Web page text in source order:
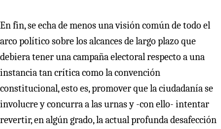
En fin, se echa de menos una visión común de todo el
arco político sobre los alcances de largo plazo que
debiera tener una campaña electoral respecto a una
instancia tan crítica como la convención
constitucional, esto es, promover que la ciudadanía se
involucre y concurra a las urnas y -con ello- intentar
revertir, en algún grado, la actual profunda desafección